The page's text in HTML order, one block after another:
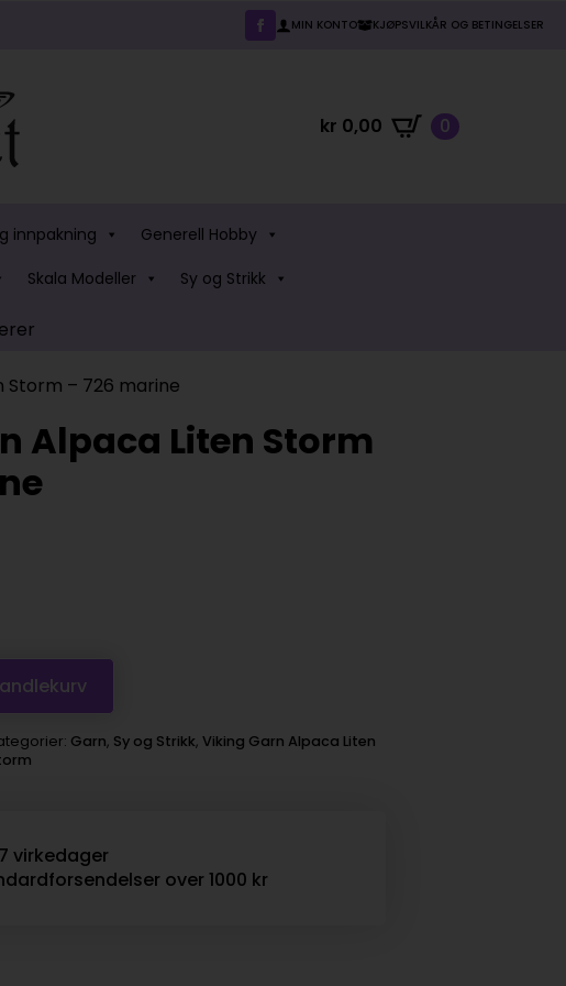
MIN KONTO KJØPSVILKÅR OG BETINGELSER
kr 0,00 0
innpakning
Generell Hobby
Skala Modeller Sy og Strikk
Storm – 726 marine
Alpaca Liten Storm
Garn, Sy og Strikk, Viking Garn Alpaca Liten
virkedager
over 1000 kr